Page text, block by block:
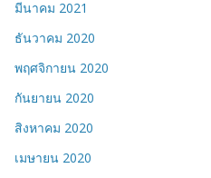
มีนาคม 2021
ธันวาคม 2020
พฤศจิกายน 2020
กันยายน 2020
สิงหาคม 2020
เมษายน 2020